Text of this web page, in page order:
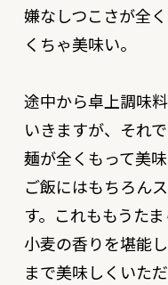
嫌なしつこさが全
くちゃ美味い。
途中から卓上調味
いきますが、それ
麺が全くもって美
ご飯にはもちろん
す。これももうたま
小麦の香りを堪能
まで美味しくいた